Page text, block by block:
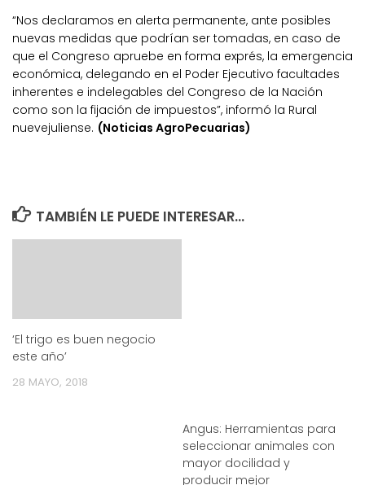
“Nos declaramos en alerta permanente, ante posibles
nuevas medidas que podrían ser tomadas, en caso de
que el Congreso apruebe en forma exprés, la emergencia
económica, delegando en el Poder Ejecutivo facultades
inherentes e indelegables del Congreso de la Nación
como son la fijación de impuestos”, informó la Rural
nuevejuliense. (Noticias AgroPecuarias)
TAMBIÉN LE PUEDE INTERESAR...
‘El trigo es buen negocio
este año’
28 MAYO, 2018
Angus: Herramientas para
seleccionar animales con
mayor docilidad y
producir mejor